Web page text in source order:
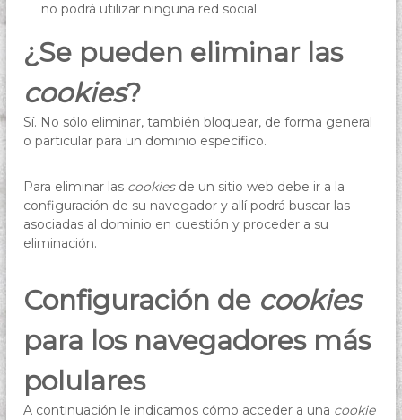
no podrá utilizar ninguna red social.
¿Se pueden eliminar las
cookies?
Sí. No sólo eliminar, también bloquear, de forma general
o particular para un dominio específico.
Para eliminar las cookiesde un sitio web debe ir a la
configuración de su navegador y allí podrá buscar las
asociadas al dominio en cuestión y proceder a su
eliminación.
Configuración de cookies
para los navegadores más
polulares
A continuación le indicamos cómo acceder a una cookie